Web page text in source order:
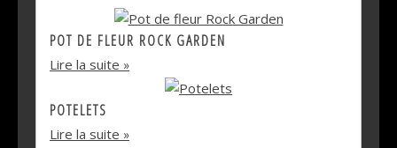
POT DE FLEUR ROCK GARDEN
Lire la suite
POTELETS
Lire la suite